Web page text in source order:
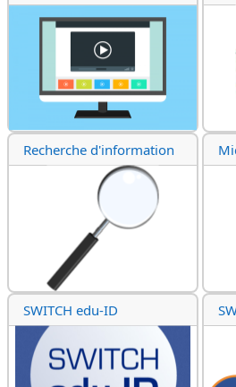
Recherche d'information
SWITCH edu-ID